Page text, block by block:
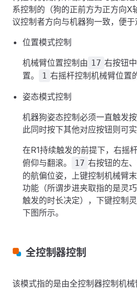
系控制的（狗的正前方为正方向X
议控制者方向与机器狗一致，便于
位置模式控制
机械臂位置控制由 17 右按钮
置。
1 右摇杆控制机械臂位置
姿态模式控制
机器狗姿态控制必须一直触发
此同时按下其他对应按钮则可
在R1持续触发的前提下，右摇
俯仰与翻滚。
17 右按钮的左
的航偏位姿，上键控制机械臂
功能（所谓步进夹取指的是灵
触发的时长决定），下键控制
下图所示。
全控制器控制
该模式指的是由全控制器控制机